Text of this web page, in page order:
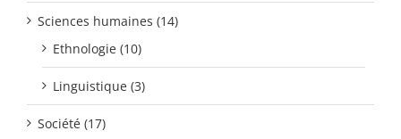
Sciences humaines (14)
Ethnologie (10)
Linguistique (3)
Société (17)